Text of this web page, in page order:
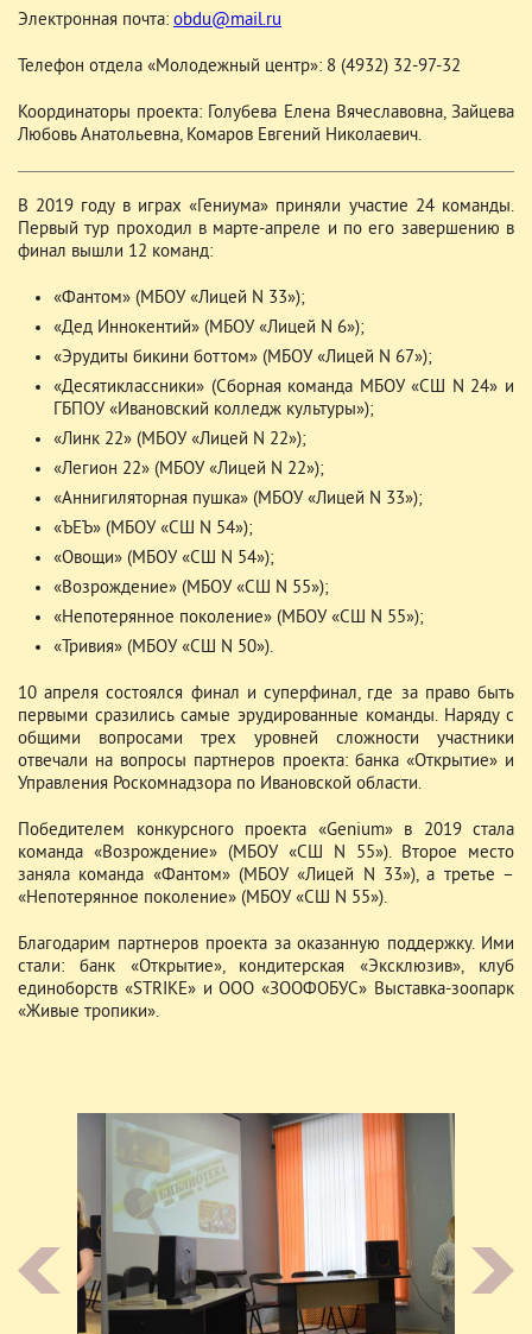
Электронная почта: obdu@mail.ru
Телефон отдела «Молодежный центр»: 8 (4932) 32-97-32
Координаторы проекта: Голубева Елена Вячеславовна, Зайцева
Любовь Анатольевна, Комаров Евгений Николаевич.
В 2019 году в играх «Гениума» приняли участие 24 команды.
Первый тур проходил в марте-апреле и по его завершению в
финал вышли 12 команд:
«Фантом» (МБОУ «Лицей N 33»);
«Дед Иннокентий» (МБОУ «Лицей N 6»);
«Эрудиты бикини боттом» (МБОУ «Лицей N 67»);
«Десятиклассники» (Сборная команда МБОУ «СШ N 24» и
ГБПОУ «Ивановский колледж культуры»);
«Линк 22» (МБОУ «Лицей N 22»);
«Легион 22» (МБОУ «Лицей N 22»);
«Аннигиляторная пушка» (МБОУ «Лицей N 33»);
«ЪЕЪ» (МБОУ «СШ N 54»);
«Овощи» (МБОУ «СШ N 54»);
«Возрождение» (МБОУ «СШ N 55»);
«Непотерянное поколение» (МБОУ «СШ N 55»);
«Тривия» (МБОУ «СШ N 50»).
10 апреля состоялся финал и суперфинал, где за право быть
первыми сразились самые эрудированные команды. Наряду с
общими вопросами трех уровней сложности участники
отвечали на вопросы партнеров проекта: банка «Открытие» и
Управления Роскомнадзора по Ивановской области.
Победителем конкурсного проекта «Genium» в 2019 стала
команда «Возрождение» (МБОУ «СШ N 55»). Второе место
заняла команда «Фантом» (МБОУ «Лицей N 33»), а третье –
«Непотерянное поколение» (МБОУ «СШ N 55»).
Благодарим партнеров проекта за оказанную поддержку. Ими
стали: банк «Открытие», кондитерская «Эксклюзив», клуб
единоборств «STRIKE» и ООО «ЗООФОБУС» Выставка-зоопарк
«Живые тропики».